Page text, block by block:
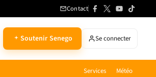
Contact
Soutenir Senego Se connecter
Services Météo